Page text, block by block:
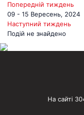
Попередній тиждень
09 - 15 Вересень, 2024
Наступний тиждень
Подій не знайдено
На сайті